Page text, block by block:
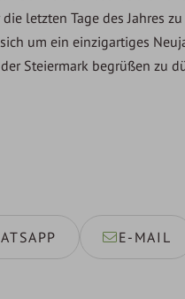
letzten Tage des Jahres
um ein einzigartiges
Steiermark begrüßen zu
E-MAIL